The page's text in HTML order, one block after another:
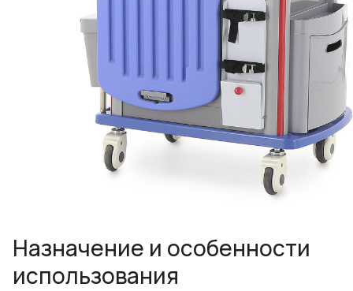
Назначение и особенности
использования